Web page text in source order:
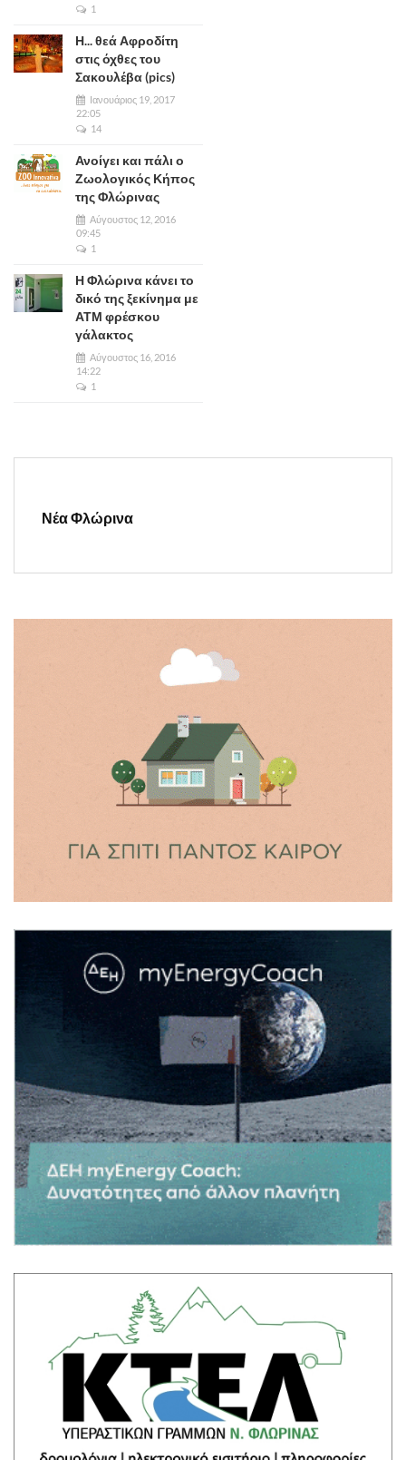
1
Η... θεά Αφροδίτη
στις όχθες του
Σακουλέβα (pics)
Ιανουάριος 19, 2017
22:05
14
Ανοίγει και πάλι ο
Ζωολογικός Κήπος
της Φλώρινας
Αύγουστος 12, 2016
09:45
1
Η Φλώρινα κάνει το
δικό της ξεκίνημα με
ΑΤΜ φρέσκου
γάλακτος
Αύγουστος 16, 2016
14:22
1
Νέα Φλώρινα